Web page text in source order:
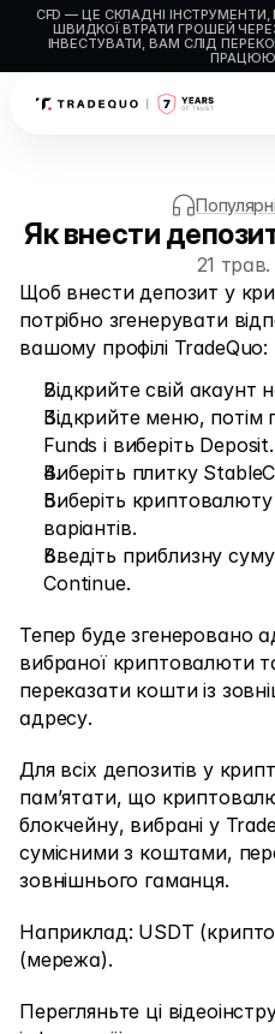
CFD — ЦЕ СКЛАДНІ
ШВИДКОЇ ВТРАТИ ГРОШЕЙ
ІНВЕСТУВАТИ, ВАМ СЛІД
MetaTrader5
MetaTrader4
Social Trading
Поповнення та виведення
Типи рахунків
Параметри рахунків
Ринки
Форекс
Метали
Індекси
Акції
Енергоносії
Компанія
FAQ
Як внести
21
Щоб внести депозит у
потрібно згенерувати
вашому профілі TradeQuo:
Відкрийте свій акаунт
Відкрийте меню, потім
Funds і виберіть Deposit.
Виберіть плитку
Виберіть
варіантів.
Введіть приблизну
Continue.
Тепер буде згенеровано
вибраної криптовалюти
переказати кошти із
адресу.
Для всіх депозитів у
пам’ятати, що
блокчейну, вибрані у
сумісними з коштами,
зовнішнього гаманця.
Наприклад: USDT
(мережа).
Перегляньте ці